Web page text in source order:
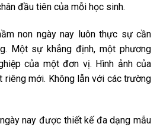
đầu tiên của mỗi học sinh.
non ngày nay luôn thực sự cần
Một sự khẳng định, một phương
của một đơn vị. Hình ảnh của
riêng mới. Không lẫn với các trường
nay được thiết kế đa dạng mẫu